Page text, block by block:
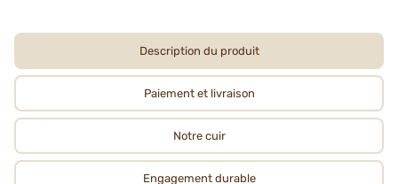
Description du produit
Paiement et livraison
Notre cuir
Engagement durable